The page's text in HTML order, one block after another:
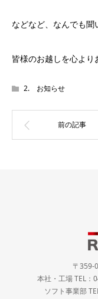
などなど、なんでも聞
皆様のお越しを心より
2. お知らせ
〒359-
本社・工場 TEL：
ソフト事業部